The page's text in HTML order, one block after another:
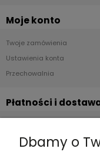
Moje konto
Twoje zamówienia
Ustawienia konta
Przechowalnia
Płatności i
Czas realizacji i koszty
Dbamy o